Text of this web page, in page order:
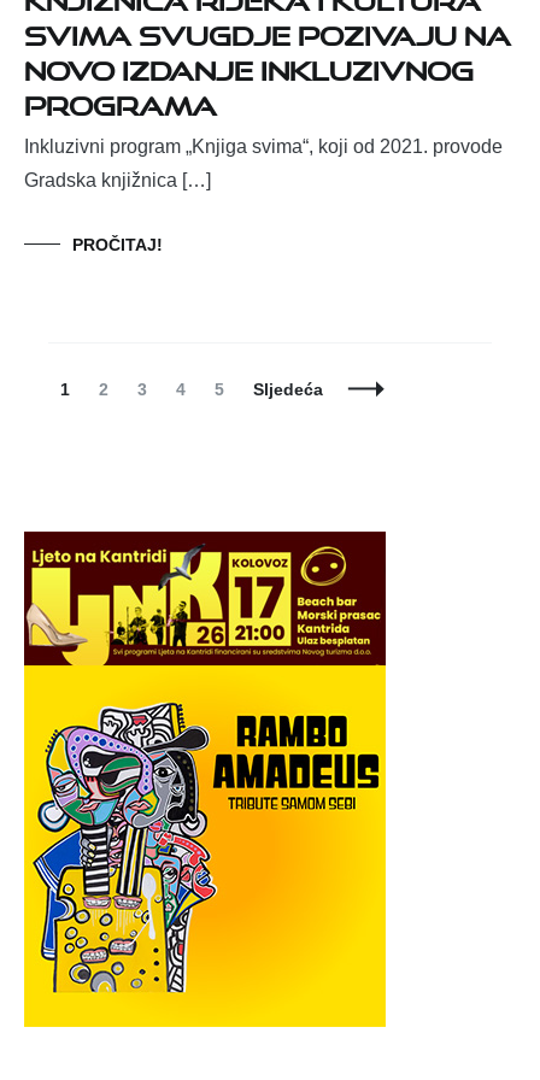
svima svugdje pozivaju na
novo izdanje inkluzivnog
programa
Inkluzivni program „Knjiga svima“, koji od 2021. provode
Gradska knjižnica […]
PROČITAJ!
Posts
Page
1 Page
2 Page
3 Page
4 Page
5 Sljedeća